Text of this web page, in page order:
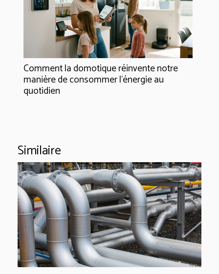
Comment la domotique réinvente notre
manière de consommer l'énergie au
quotidien
Similaire